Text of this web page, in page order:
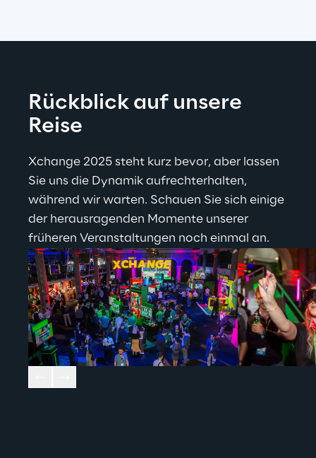
Rückblick auf unsere
Reise
Xchange 2025 steht kurz bevor, aber lassen
Sie uns die Dynamik aufrechterhalten,
während wir warten. Schauen Sie sich einige
der herausragenden Momente unserer
früheren Veranstaltungen noch einmal an.